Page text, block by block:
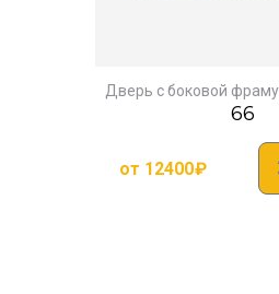
Дверь с боковой
66
от 12400₽